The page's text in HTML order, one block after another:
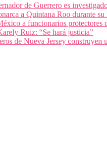
de Guerrero es
a Quintana Roo durante
a funcionarios protectores
Ruiz: “Se hará justicia”
de Nueva Jersey